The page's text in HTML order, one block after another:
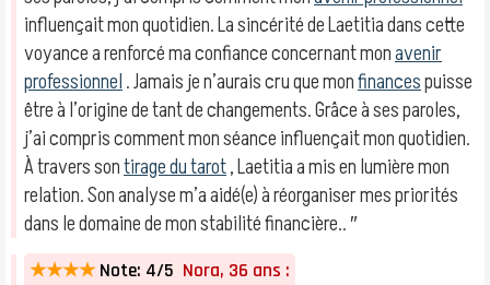
influençait mon quotidien. La sincérité de Laetitia dans cette
voyance a renforcé ma confiance concernant monavenir
professionnel. Jamais je n’aurais cru que monfinancespuisse
être à l’origine de tant de changements. Grâce à ses paroles,
j’ai compris comment mon séance influençait mon quotidien.
À travers sontirage du tarot, Laetitia a mis en lumière mon
relation. Son analyse m’a aidé(e) à réorganiser mes priorités
dans le domaine de mon stabilité financière.. ″
★★★★ Note: 4/5 Nora, 36 ans :